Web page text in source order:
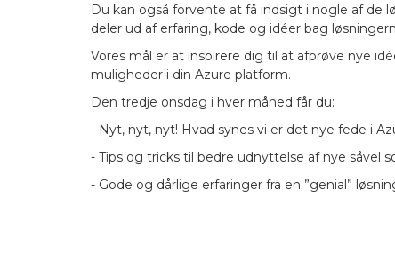
Du kan også forvente at få indsigt i nogle af de
deler ud af erfaring, kode og idéer bag
Vores mål er at inspirere dig til at afprøve nye
muligheder i din Azure platform.
Den tredje onsdag i hver måned får du:
- Nyt, nyt, nyt! Hvad synes vi er det nye fede i
- Tips og tricks til bedre udnyttelse af nye såvel
- Gode og dårlige erfaringer fra en ”genial”